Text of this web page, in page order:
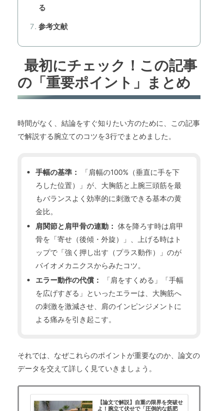
る
参考文献
最初にチェック！この記事
の「重要ポイント」まとめ
時間がなく、結論をすぐ知りたい方のために、この記事
で解説する腕立てのコツを3行でまとめました。
手幅の基準：
「肩幅の100%（垂直に手を下
ろした位置）」が、大胸筋と上腕三頭筋を最
もバランスよく効率的に刺激できる基本の黄
金比。
肩関節と肩甲骨の連動： 体を降ろす時は肩甲
骨を「寄せ（後傾・外旋）」、上げる時はト
ップで「強く押し出す（プラス動作）」のが
バイオメカニクスからみたコツ。
エラー動作の代償：
「肩をすくめる」「手幅
を広げすぎる」といったエラーは、大胸筋へ
の刺激を激減させ、肩のインピンジメントに
よる痛みを引き起こす。
それでは、なぜこれらのポイントが重要なのか、論文の
データを交えて詳しく見ていきましょう。
【論文で解説】自重の限界を突破せ
よ！腕立て伏せで「圧倒的な筋肥